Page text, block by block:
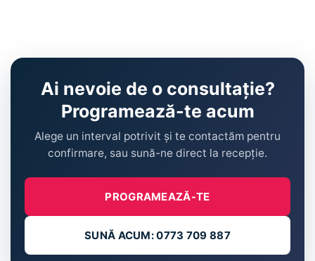
Ai nevoie de o consultație?
Programează-te acum
Alege un interval potrivit și te contactăm pentru
confirmare, sau sună-ne direct la recepție.
PROGRAMEAZĂ-TE
SUNĂ ACUM: 0773 709 887